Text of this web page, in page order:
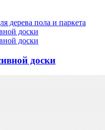
дерева пола и паркета
доски
доски
доски